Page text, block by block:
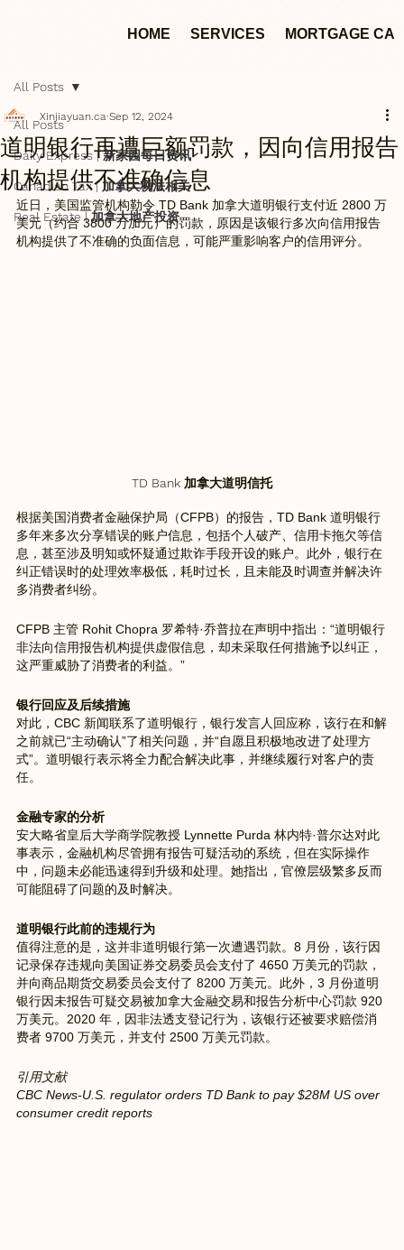
HOME SERVICES MORTGAGE
All Posts
Daily Express | 新家园每日资讯
Canadian Tax | 加拿大税法相关
Real Estate | 加拿大地产投资
All Posts
道明银行再遭巨额罚款，因向信用报告
机构提供不准确信息
Xinjiayuan.ca Sep 12, 2024
近日，美国监管机构勒令 TD Bank 加拿大道明银行支付近 2800 万
美元（约合 3800 万加元）的罚款，原因是该银行多次向信用报告
机构提供了不准确的负面信息，可能严重影响客户的信用评分。
TD Bank 加拿大道明信托
根据美国消费者金融保护局（CFPB）的报告，TD Bank 道明银行
多年来多次分享错误的账户信息，包括个人破产、信用卡拖欠等信
息，甚至涉及明知或怀疑通过欺诈手段开设的账户。此外，银行在
纠正错误时的处理效率极低，耗时过长，且未能及时调查并解决许
多消费者纠纷。
CFPB 主管 Rohit Chopra 罗希特·乔普拉在声明中指出：“道明银行
非法向信用报告机构提供虚假信息，却未采取任何措施予以纠正，
这严重威胁了消费者的利益。”
银行回应及后续措施
对此，CBC 新闻联系了道明银行，银行发言人回应称，该行在和解
之前就已“主动确认”了相关问题，并“自愿且积极地改进了处理方
式”。道明银行表示将全力配合解决此事，并继续履行对客户的责
任。
金融专家的分析
安大略省皇后大学商学院教授 Lynnette Purda 林内特·普尔达对此
事表示，金融机构尽管拥有报告可疑活动的系统，但在实际操作
中，问题未必能迅速得到升级和处理。她指出，官僚层级繁多反而
可能阻碍了问题的及时解决。
道明银行此前的违规行为
值得注意的是，这并非道明银行第一次遭遇罚款。8 月份，该行因
记录保存违规向美国证券交易委员会支付了 4650 万美元的罚款，
并向商品期货交易委员会支付了 8200 万美元。此外，3 月份道明
银行因未报告可疑交易被加拿大金融交易和报告分析中心罚款 920
万美元。2020 年，因非法透支登记行为，该银行还被要求赔偿消
费者 9700 万美元，并支付 2500 万美元罚款。
引用文献
CBC News-U.S. regulator orders TD Bank to pay $28M US over
consumer credit reports